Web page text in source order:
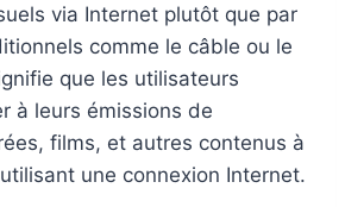
via Internet plutôt que par
comme le câble ou le
que les utilisateurs
à leurs émissions de
films, et autres contenus à
une connexion Internet.